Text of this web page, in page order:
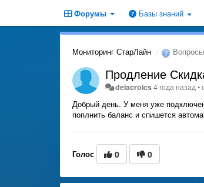
Форумы Базы знаний
Мониторинг СтарЛайн Вопросы
Продление
delacroics4 года назад •
Добрый день. У меня уже
поплнить баланс и спишется
Голос 0 0